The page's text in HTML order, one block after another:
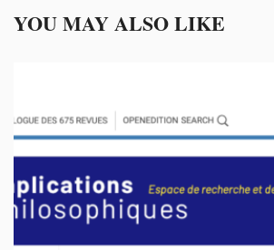
YOU MAY ALSO LIKE